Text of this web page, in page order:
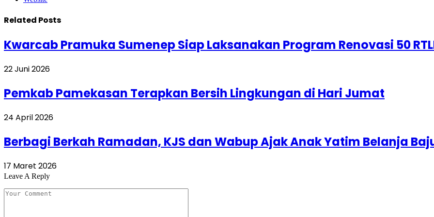
Related Posts
Kwarcab Pramuka Sumenep Siap Laksanakan Program Renovasi 50
22 Juni 2026
Pemkab Pamekasan Terapkan Bersih Lingkungan di Hari Jumat
24 April 2026
Berbagi Berkah Ramadan, KJS dan Wabup Ajak Anak Yatim Belanja
17 Maret 2026
Leave A Reply